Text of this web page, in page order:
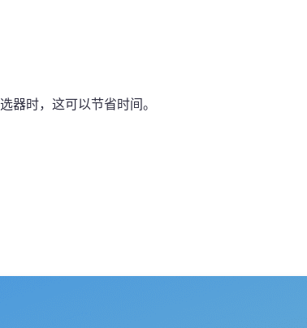
器时，这可以节省时间。